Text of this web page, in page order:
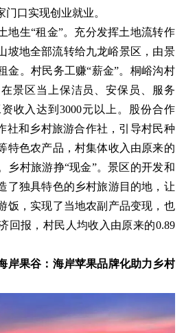
口实现创业就业。
生“租金”。充分发挥土地流转作
坡地全部流转给九龙峪景区，由景
金。村民务工赚“薪金”。桐峪沟村
景区当上保洁员、安保员、服务
收入达到3000元以上。股份合作
社和乡村旅游合作社，引导村民种
特色农产品，村集体收入由原来的
乡村旅游挣“现金”。景区的开发和
了独具特色的乡村旅游目的地，让
饭，实现了当地农副产品变现，也
回报，村民人均收入由原来的0.89
岸果谷：海岸苹果品牌化助力乡村